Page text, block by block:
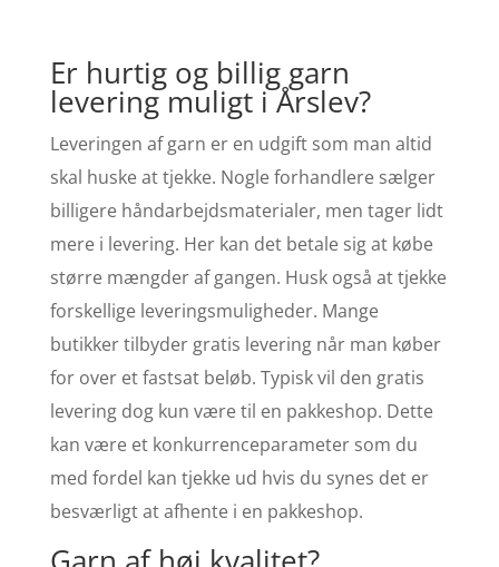
Er hurtig og billig garn
levering muligt i Årslev?
Leveringen af garn er en udgift som man altid
skal huske at tjekke. Nogle forhandlere sælger
billigere håndarbejdsmaterialer, men tager lidt
mere i levering. Her kan det betale sig at købe
større mængder af gangen. Husk også at tjekke
forskellige leveringsmuligheder. Mange
butikker tilbyder gratis levering når man køber
for over et fastsat beløb. Typisk vil den gratis
levering dog kun være til en pakkeshop. Dette
kan være et konkurrenceparameter som du
med fordel kan tjekke ud hvis du synes det er
besværligt at afhente i en pakkeshop.